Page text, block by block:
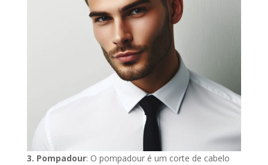
3. Pompadour: O pompadour é um corte de cabelo